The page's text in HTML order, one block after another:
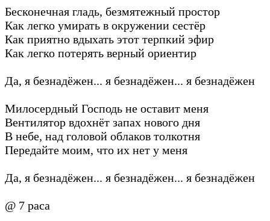
Бесконечная гладь, безмятежный простор
Как легко умирать в окружении сестёр
Как приятно вдыхать этот терпкий эфир
Как легко потерять верный ориентир
Да, я безнадёжен... я безнадёжен... я безнадёжен
Милосердный Господь не оставит меня
Вентилятор вдохнёт запах нового дня
В небе, над головой облаков толкотня
Передайте моим, что их нет у меня
Да, я безнадёжен... я безнадёжен... я безнадёжен
@ 7 раса